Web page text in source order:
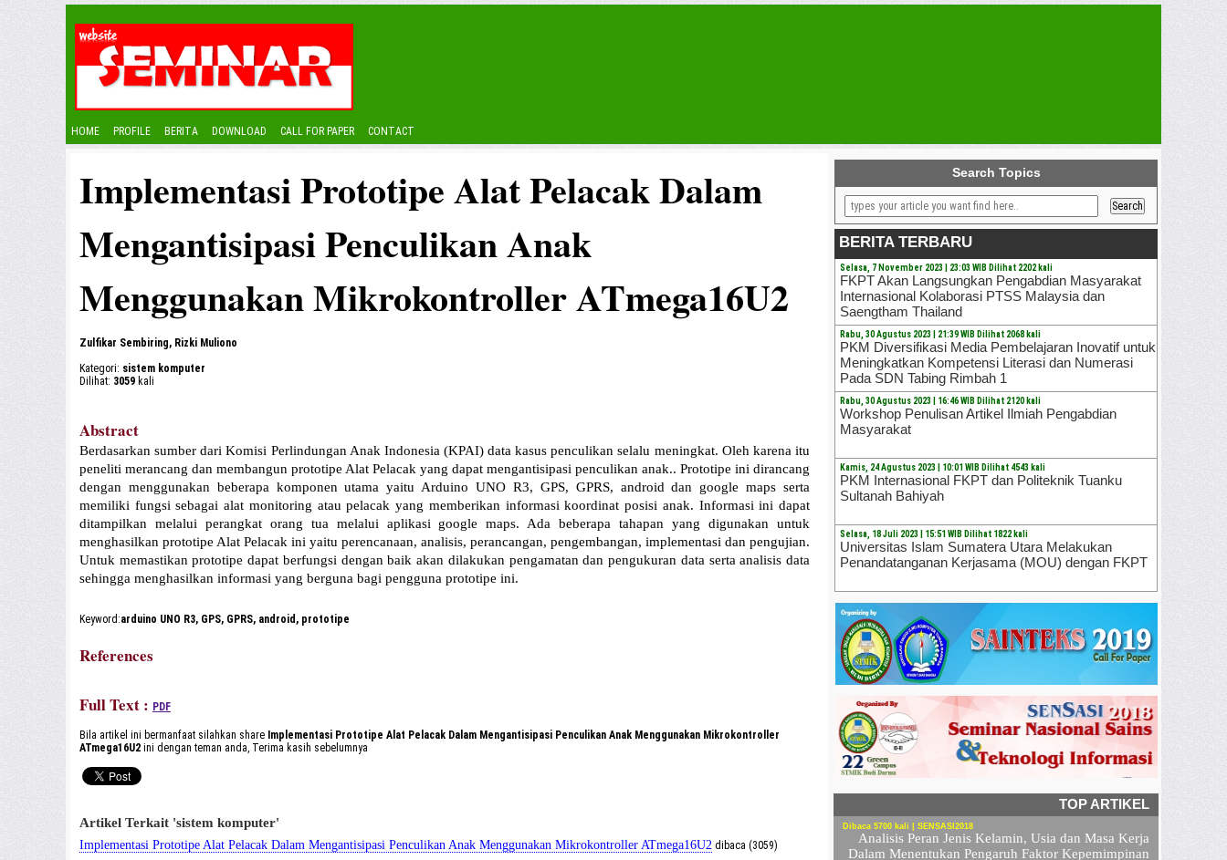
HOME PROFILE BERITA DOWNLOAD CALL FOR PAPER CONTACT
Implementasi Prototipe Alat Pelacak Dalam
Mengantisipasi Penculikan Anak
Menggunakan Mikrokontroller ATmega16U2
Zulfikar Sembiring, Rizki Muliono
Kategori: sistem komputer
Dilihat: 3059 kali
Abstract
Berdasarkan sumber dari Komisi Perlindungan Anak Indonesia (KPAI) data kasus penculikan selalu meningkat. Oleh karena itu
peneliti merancang dan membangun prototipe Alat Pelacak yang dapat mengantisipasi penculikan anak.. Prototipe ini dirancang
dengan menggunakan beberapa komponen utama yaitu Arduino UNO R3, GPS, GPRS, android dan google maps serta
memiliki fungsi sebagai alat monitoring atau pelacak yang memberikan informasi koordinat posisi anak. Informasi ini dapat
ditampilkan melalui perangkat orang tua melalui aplikasi google maps. Ada beberapa tahapan yang digunakan untuk
menghasilkan prototipe Alat Pelacak ini yaitu perencanaan, analisis, perancangan, pengembangan, implementasi dan pengujian.
Untuk memastikan prototipe dapat berfungsi dengan baik akan dilakukan pengamatan dan pengukuran data serta analisis data
sehingga menghasilkan informasi yang berguna bagi pengguna prototipe ini.
Keyword:arduino UNO R3, GPS, GPRS, android, prototipe
References
Full Text : PDF
Bila artikel ini bermanfaat silahkan share Implementasi Prototipe Alat Pelacak Dalam Mengantisipasi Penculikan Anak Menggunakan Mikrokontroller
ATmega16U2 ini dengan teman anda, Terima kasih sebelumnya
Artikel Terkait 'sistem komputer'
Implementasi Prototipe Alat Pelacak Dalam Mengantisipasi Penculikan Anak Menggunakan Mikrokontroller ATmega16U2 dibaca (3059)
Search Topics
BERITA TERBARU
Selasa, 7 November 2023 | 23:03 WIB Dilihat 2202 kali
FKPT Akan Langsungkan Pengabdian Masyarakat
Internasional Kolaborasi PTSS Malaysia dan
Saengtham Thailand
Rabu, 30 Agustus 2023 | 21:39 WIB Dilihat 2068 kali
PKM Diversifikasi Media Pembelajaran Inovatif untuk
Meningkatkan Kompetensi Literasi dan Numerasi
Pada SDN Tabing Rimbah 1
Rabu, 30 Agustus 2023 | 16:46 WIB Dilihat 2120 kali
Workshop Penulisan Artikel Ilmiah Pengabdian
Masyarakat
Kamis, 24 Agustus 2023 | 10:01 WIB Dilihat 4543 kali
PKM Internasional FKPT dan Politeknik Tuanku
Sultanah Bahiyah
Selasa, 18 Juli 2023 | 15:51 WIB Dilihat 1822 kali
Universitas Islam Sumatera Utara Melakukan
Penandatanganan Kerjasama (MOU) dengan FKPT
TOP ARTIKEL
Dibaca 5700 kali | SENSASI2018
Analisis Peran Jenis Kelamin, Usia dan Masa Kerja
Dalam Menentukan Pengaruh Faktor Kepemimpinan